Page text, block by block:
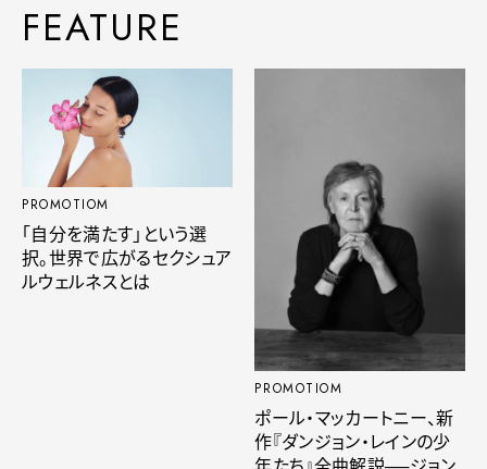
FEATURE
PROMOTIOM
「自分を満たす」という選
択。世界で広がるセクシュア
ルウェルネスとは
PROMOTIOM
ポール・マッカートニー、新
作『ダンジョン・レインの少